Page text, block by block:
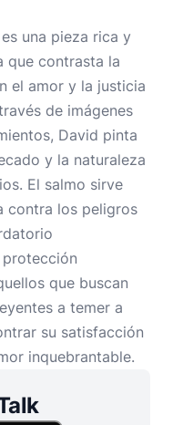
es una pieza rica y
que contrasta la
el amor y la justicia
de imágenes
David pinta
y la naturaleza
El salmo sirve
contra los peligros
que buscan
a temer a
su satisfacción
inquebrantable.